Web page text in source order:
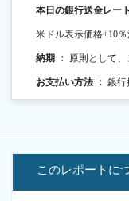
本日の銀行送金レー
米ドル表示価格+10％
納期 ： 原則として
お支払い方法 ： 銀行
このレポートに